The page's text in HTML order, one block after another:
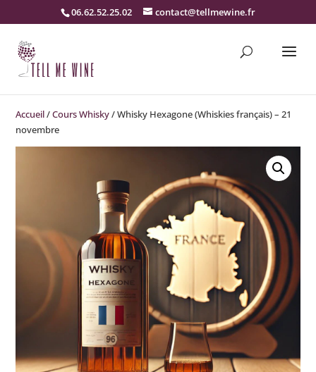
06.62.52.25.02 contact@tellmewine.fr
Accueil/Cours Whisky/ Whisky Hexagone (Whiskies français) – 21
novembre